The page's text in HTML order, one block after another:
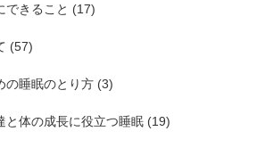
できること (17)
(57)
の睡眠のとり方 (3)
と体の成長に役立つ睡眠 (19)